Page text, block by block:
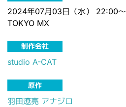
2024年07月03日（水） 22:00～
TOKYO MX
制作会社
studio A-CAT
原作
羽田遼亮 アナジロ